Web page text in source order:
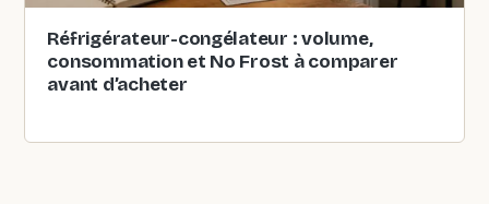
Réfrigérateur-congélateur : volume,
consommation et No Frost à comparer
avant d’acheter